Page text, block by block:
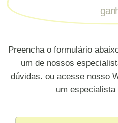
Preencha o formulário
um de nossos
dúvidas. ou acesse nosso
um